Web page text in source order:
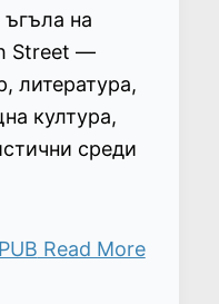
на
Street —
литература,
култура,
среди
Read More